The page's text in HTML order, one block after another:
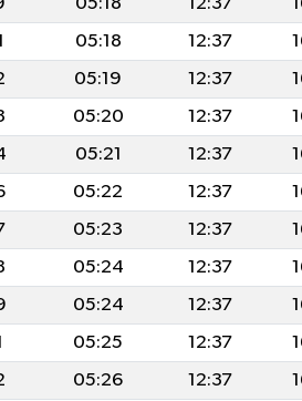
05:18 12:37
05:19 12:37
05:20 12:37
05:21 12:37
05:22 12:37
05:23 12:37
05:24 12:37
05:24 12:37
05:25 12:37
05:26 12:37